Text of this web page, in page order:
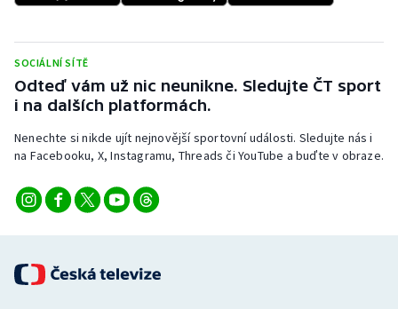
Sportovní střelba
Stolní tenis
Triatlon
Veslování
Ostatní
SOCIÁLNÍ SÍTĚ
Odteď vám už nic neunikne. Sledujte ČT sport
i na dalších platformách.
Nenechte si nikde ujít nejnovější sportovní události. Sledujte nás i
na Facebooku, X, Instagramu, Threads či YouTube a buďte v obraze.